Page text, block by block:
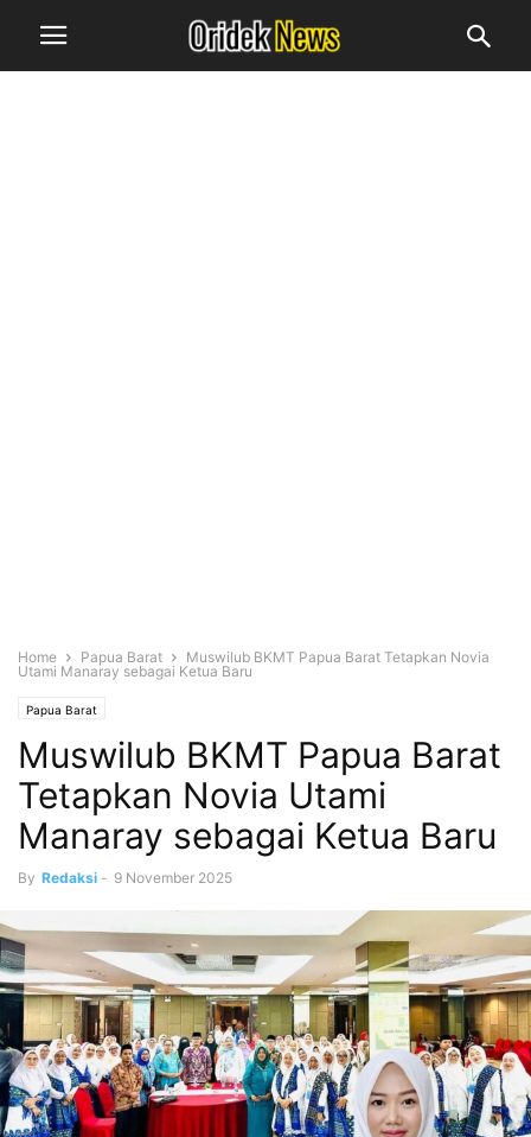
Home Papua Barat
Muswilub BKMT Papua Barat Tetapkan Novia
Utami Manaray sebagai Ketua Baru
Papua Barat
Muswilub BKMT Papua Barat
Tetapkan Novia Utami
Manaray sebagai Ketua Baru
By Redaksi - 9 November 2025